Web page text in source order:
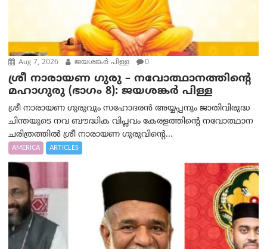
Aug 7, 2026 ജയശങ്കര്‍ പിള്ള 0
ശ്രീ നാരായണ ഗുരു – നവോത്ഥാനത്തിന്റെ
മഹാഗുരു (ഭാഗം 8): ജയശങ്കര്‍ പിള്ള
ശ്രീ നാരായണ ഗുരുവും സഹോദരൻ അയ്യപ്പനും ജാതിവിരുദ്ധ
ചിന്തയുടെ നവ ബൗദ്ധിക വിപ്ലവം കേരളത്തിന്റെ നവോത്ഥാന
ചരിത്രത്തിൽ ശ്രീ നാരായണ ഗുരുവിന്റെ...
AMERICA ARTICLES